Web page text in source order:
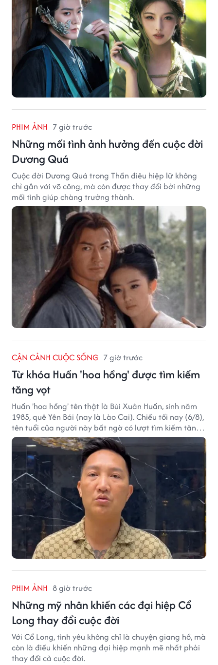
PHIM ẢNH 7 giờ trước
Những mối tình ảnh hưởng đến cuộc đời
Dương Quá
Cuộc đời Dương Quá trong Thần điêu hiệp lữ không
chỉ gắn với võ công, mà còn được thay đổi bởi những
mối tình giúp chàng trưởng thành.
CẬN CẢNH CUỘC SỐNG 7 giờ trước
Từ khóa Huấn 'hoa hồng' được tìm kiếm
tăng vọt
Huấn 'hoa hồng' tên thật là Bùi Xuân Huấn, sinh năm
1985, quê Yên Bái (nay là Lào Cai). Chiều tối nay (6/8),
tên tuổi của người này bất ngờ có lượt tìm kiếm tăng
vọt.
PHIM ẢNH 8 giờ trước
Những mỹ nhân khiến các đại hiệp Cổ
Long thay đổi cuộc đời
Với Cổ Long, tình yêu không chỉ là chuyện giang hồ, mà
còn là điều khiến những đại hiệp mạnh mẽ nhất phải
thay đổi cả cuộc đời.